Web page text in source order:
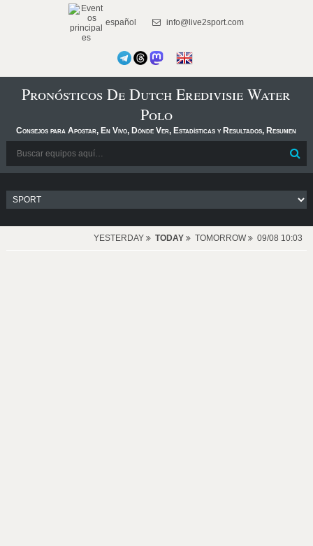
español info@live2sport.com
Pronósticos De Dutch Eredivisie Water
Polo
Consejos para Apostar, En Vivo, Dónde Ver, Estadísticas y Resultados, Resumen
YESTERDAY TODAY TOMORROW 09/08 10:03